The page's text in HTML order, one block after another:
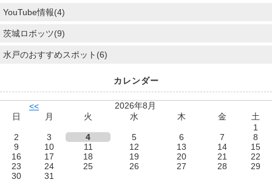
YouTube情報(4)
茨城ロボッツ(9)
水戸のおすすめスポット(6)
カレンダー
<<
2026年8月
日
月 火 水 木 金
土
1
2
3 4 5 6 7
8
9
10 11 12 13 14
15
16
17 18 19 20 21
22
23
24 25 26 27 28
29
30
31